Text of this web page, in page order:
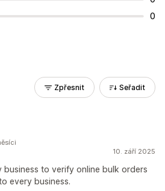
0
Zpřesnit Seřadit
10. září 2025
business to verify online bulk orders
every business.